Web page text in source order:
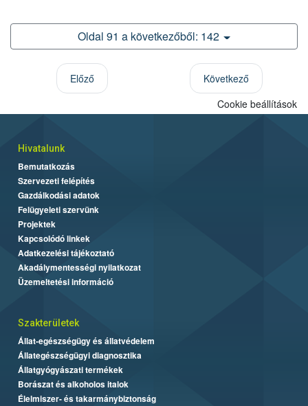
Oldal 91 a következőből: 142
Előző
Következő
Cookie beállítások
Hivatalunk
Bemutatkozás
Szervezeti felépítés
Gazdálkodási adatok
Felügyeleti szervünk
Projektek
Kapcsolódó linkek
Adatkezelési tájékoztató
Akadálymentességi nyilatkozat
Üzemeltetési információ
Szakterületek
Állat-egészségügy és állatvédelem
Állategészségügyi diagnosztika
Állatgyógyászati termékek
Borászat és alkoholos italok
Élelmiszer- és takarmánybiztonság